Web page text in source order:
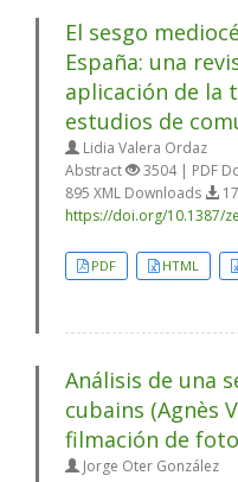
El sesgo
España: una
aplicación de la
estudios de
Lidia Valera Ordaz
Abstract
3504 | PDF
895 XML Downloads
https://doi.org/10.1387/
PDF HTML
Análisis de una
cubains (Agnès
filmación de
Jorge Oter González